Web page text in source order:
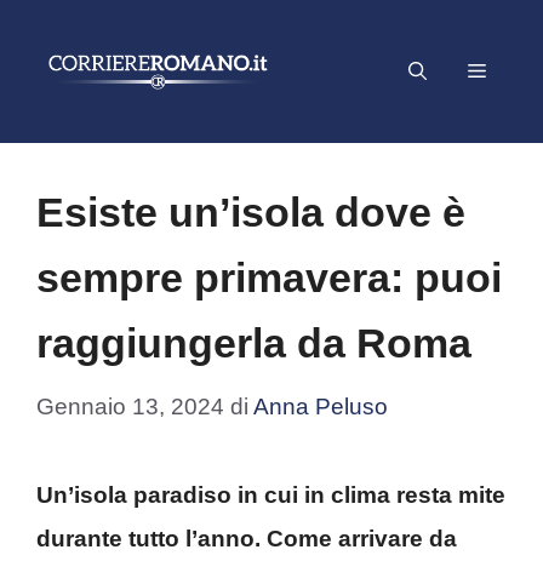
Menu
Esiste un’isola dove è
sempre primavera: puoi
raggiungerla da Roma
Gennaio 13, 2024 di Anna Peluso
Un’isola paradiso in cui in clima resta mite
durante tutto l’anno. Come arrivare da